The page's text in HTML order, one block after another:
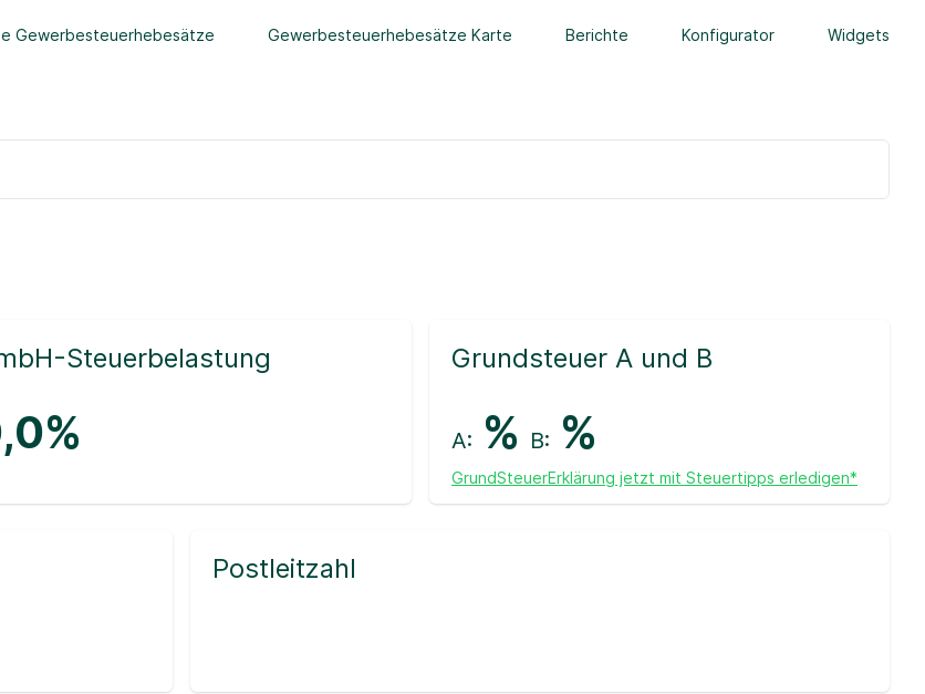
Gewerbesteuerhebesätze Gewerbesteuerhebesätze Karte Berichte Konfigurator Widgets
Steuerbelastung Grundsteuer A und B
A: % B: %
GrundSteuerErklärung jetzt mit Steuertipps erledigen*
Postleitzahl